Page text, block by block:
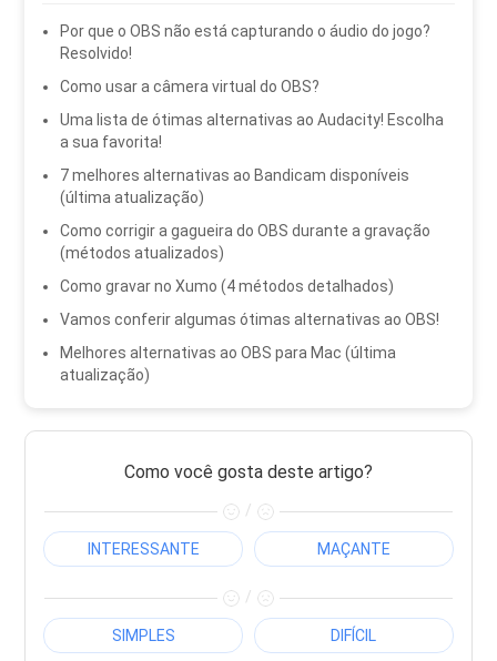
Por que o OBS não está capturando o áudio do jogo?
Resolvido!
Como usar a câmera virtual do OBS?
Uma lista de ótimas alternativas ao Audacity! Escolha
a sua favorita!
7 melhores alternativas ao Bandicam disponíveis
(última atualização)
Como corrigir a gagueira do OBS durante a gravação
(métodos atualizados)
Como gravar no Xumo (4 métodos detalhados)
Vamos conferir algumas ótimas alternativas ao OBS!
Melhores alternativas ao OBS para Mac (última
atualização)
Como você gosta deste artigo?
/
INTERESSANTE MAÇANTE
/
SIMPLES DIFÍCIL